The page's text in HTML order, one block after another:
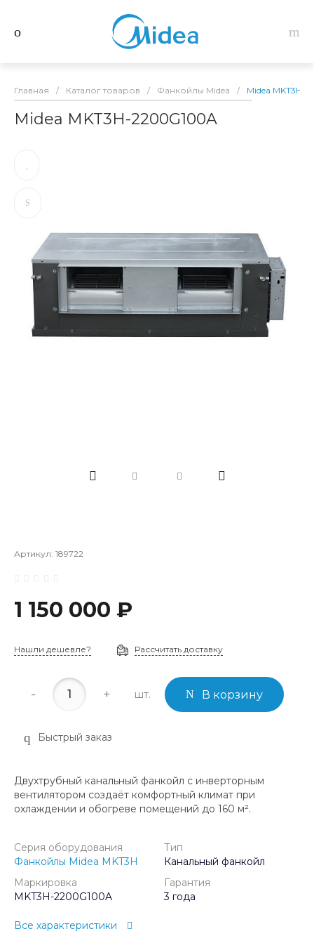
Главная / Каталог товаров / Фанкойлы Midea / Midea MKT3H-
Midea MKT3H-2200G100A
Артикул: 189722
1 150 000 ₽
Нашли дешевле? Рассчитать доставку
- + шт. В корзину
Быстрый заказ
Двухтрубный канальный фанкойл с инверторным
вентилятором создаёт комфортный климат при
охлаждении и обогреве помещений до 160 м².
Серия оборудования
Фанкойлы Midea MKT3H
Тип
Канальный фанкойл
Маркировка
MKT3H-2200G100A
Гарантия
3 года
Все характеристики